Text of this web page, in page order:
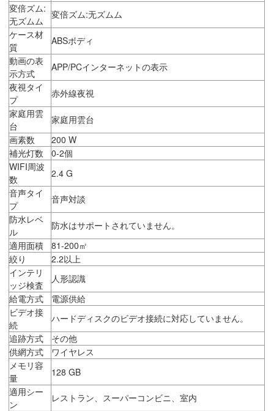
変倍ズム:
无ズムム
変倍ズム:无ズムム
ケース材
質
ABSボディ
動画の表
示方式
APP/PCインターネットの表示
夜視タイ
プ
赤外線夜視
家庭用雲
台
家庭用雲台
画素数
200 W
補光灯数
0-2個
WIFI周波
数
2.4 G
音声タイ
プ
音声対談
防水レベ
ル
防水はサポートされていません。
適用面積
81-200㎡
絞り
2.2以上
インテリ
ッジ検査
人形認識
給電方式
電源供給
ビデオ接
続
ハードディスクのビデオ接続に対応していません。
追跡方式
その他
供網方式
ワイヤレス
メモリ容
量
128 GB
適用シー
ン
レストラン、スーパーコンビニ、室内